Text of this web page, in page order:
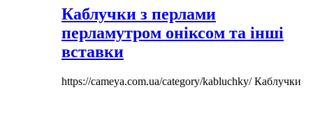
Каблучки з перлами
перламутром оніксом та інші
вставки
https://cameya.com.ua/category/kabluchky/Каблучки